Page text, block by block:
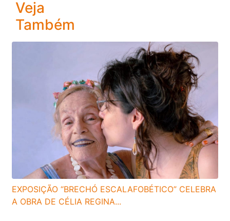
Veja
Também
EXPOSIÇÃO “BRECHÓ ESCALAFOBÉTICO” CELEBRA
A OBRA DE CÉLIA REGINA...